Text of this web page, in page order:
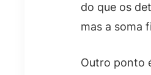
do que os
mas a soma
Outro ponto